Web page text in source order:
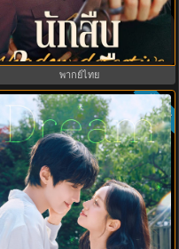
Shadow Detective นักสืบในเงามืด
(2025) พากย์ไทย ซับไทย EP.1-24
พากย์ไทย
6.8 ซับไทย